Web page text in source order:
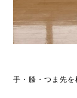
手・膝・つま先を